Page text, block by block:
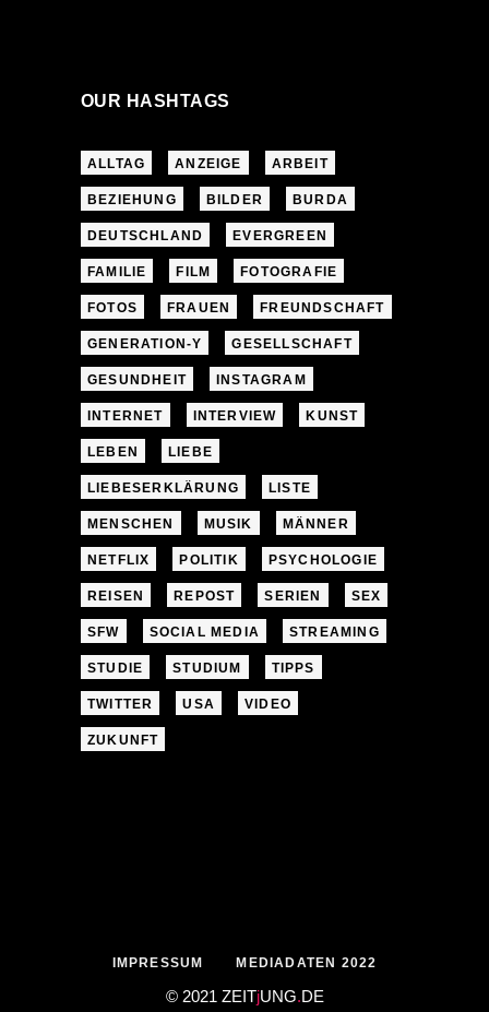
OUR HASHTAGS
ALLTAG ANZEIGE ARBEIT
BEZIEHUNG BILDER BURDA
DEUTSCHLAND EVERGREEN
FAMILIE FILM FOTOGRAFIE
FOTOS FRAUEN FREUNDSCHAFT
GENERATION-Y GESELLSCHAFT
GESUNDHEIT INSTAGRAM
INTERNET INTERVIEW KUNST
LEBEN LIEBE
LIEBESERKLÄRUNG LISTE
MENSCHEN MUSIK MÄNNER
NETFLIX POLITIK PSYCHOLOGIE
REISEN REPOST SERIEN SEX
SFW SOCIAL MEDIA STREAMING
STUDIE STUDIUM TIPPS
TWITTER USA VIDEO
ZUKUNFT
IMPRESSUM MEDIADATEN 2022
© 2021 ZEITjUNG.DE